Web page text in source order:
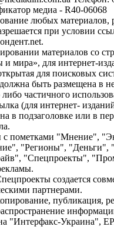
медиа - R40-06068
любых материалов,
при условии
материалов со
мира», для интернет-
для поисковых
быть размещена в
частичного
(для интернет-
в подзаголовке или в
с пометками "Мнение",
"Регионы",
"Спецпроекты",
создается
партнерами.
публикация,
"Интерфакс-Украина",